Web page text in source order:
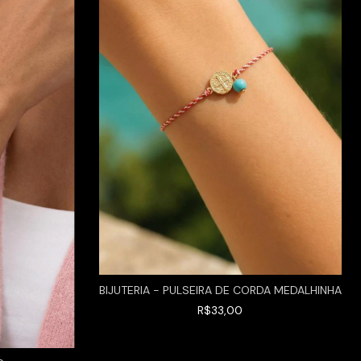
BIJUTERIA - PULSEIRA DE CORDA MEDALHINHA
R$33,00